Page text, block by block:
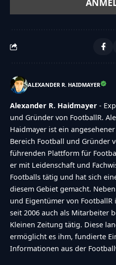
ALEXANDER R. HAIDMAYER
Alexander R. Haidmayer -
und Gründer von FootballR.
Haidmayer ist ein
Bereich Football und Gründer
führenden Plattform für
er mit Leidenschaft und
Footballs tätig und hat sich
diesem Gebiet gemacht.
und Eigentümer von FootballR
seit 2006 auch als Mitarbeiter
Kleinen Zeitung tätig. Diese
ermöglicht es ihm, fundierte
Informationen aus der